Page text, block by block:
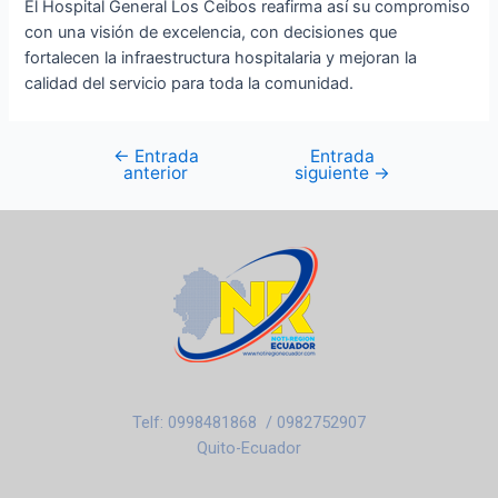
El Hospital General Los Ceibos reafirma así su compromiso
con una visión de excelencia, con decisiones que
fortalecen la infraestructura hospitalaria y mejoran la
calidad del servicio para toda la comunidad.
← Entrada
anterior
Entrada
siguiente →
Telf: 0998481868 / 0982752907
Quito-Ecuador